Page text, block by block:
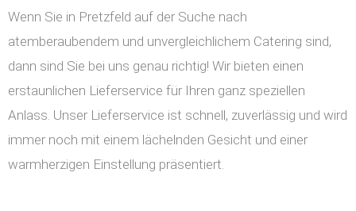
Wenn Sie in Pretzfeld auf der Suche nach
atemberaubendem und unvergleichlichem Catering sind,
dann sind Sie bei uns genau richtig! Wir bieten einen
erstaunlichen Lieferservice für Ihren ganz speziellen
Anlass. Unser Lieferservice ist schnell, zuverlässig und wird
immer noch mit einem lächelnden Gesicht und einer
warmherzigen Einstellung präsentiert.